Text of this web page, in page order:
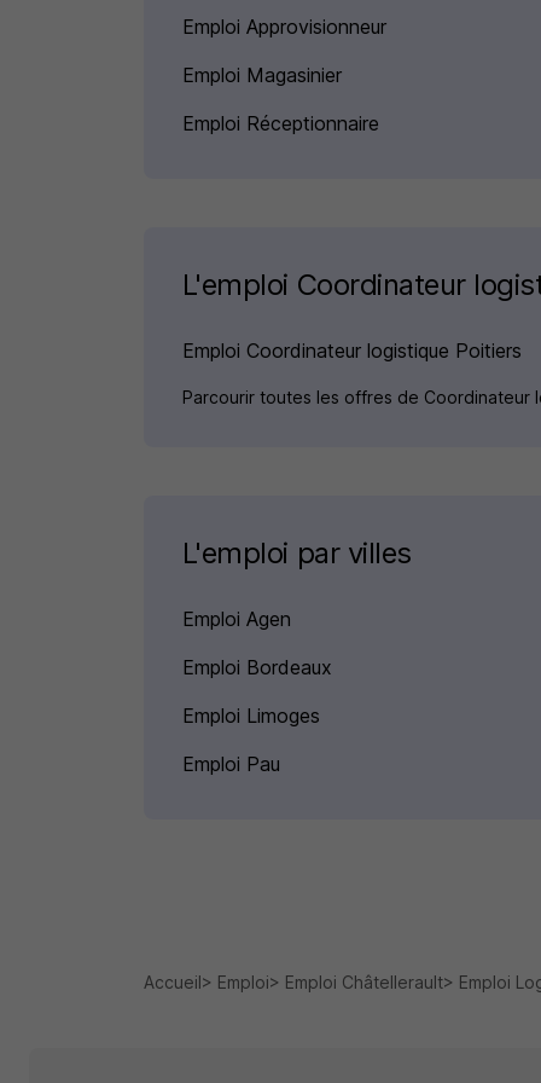
Emploi Approvisionneur
Emploi Magasinier
Emploi Réceptionnaire
L'emploi Coordinateur
Emploi Coordinateur logistique Poitiers
Parcourir toutes les offres de Coordinateur
L'emploi par villes
Emploi Agen
Emploi Bordeaux
Emploi Limoges
Emploi Pau
Accueil Emploi Emploi Châtellerault Emploi